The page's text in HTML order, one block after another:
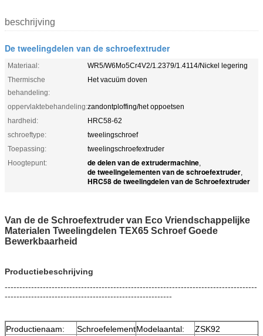
beschrijving
De tweelingdelen van de schroefextruder
Materiaal:
WR5/W6Mo5Cr4V2/1.2379/1.4114/Nickel legering
Thermische
behandeling:
Het vacuüm doven
oppervlaktebehandeling:zandontploffing/het oppoetsen
hardheid:
HRC58-62
schroeftype:
tweelingschroef
Toepassing:
tweelingschroefextruder
Hoogtepunt:
de delen van de extrudermachine,
de tweelingelementen van de schroefextruder,
HRC58 de tweelingdelen van de Schroefextruder
Van de de Schroefextruder van Eco Vriendschappelijke
Materialen Tweelingdelen TEX65 Schroef Goede
Bewerkbaarheid
Productiebeschrijving
--------------------------------------------------------------------------------------
---------------------------------------------------------
Productienaam: SchroefelementModelaantal:
ZSK92